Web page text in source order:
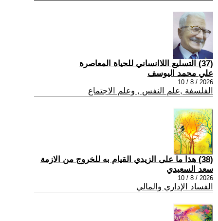
(37) التسليع اللاانساني للحياة المعاصرة
علي محمد اليوسف
2026 / 8 / 10
الفلسفة ,علم النفس , وعلم الاجتماع
(38) هذا ما على الزيدي القيام به للخروج من الازمة
سعد السعيدي
2026 / 8 / 10
الفساد الإداري والمالي